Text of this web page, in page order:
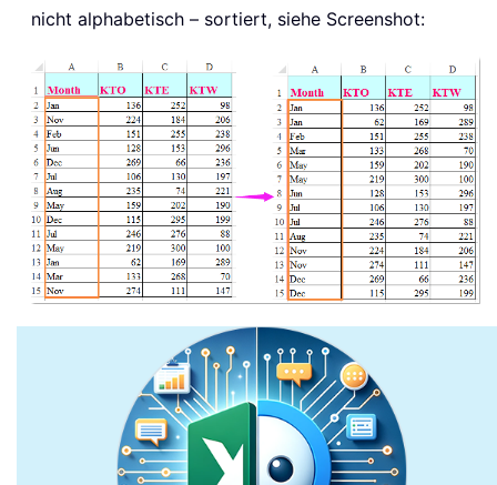
nicht alphabetisch – sortiert, siehe Screenshot: